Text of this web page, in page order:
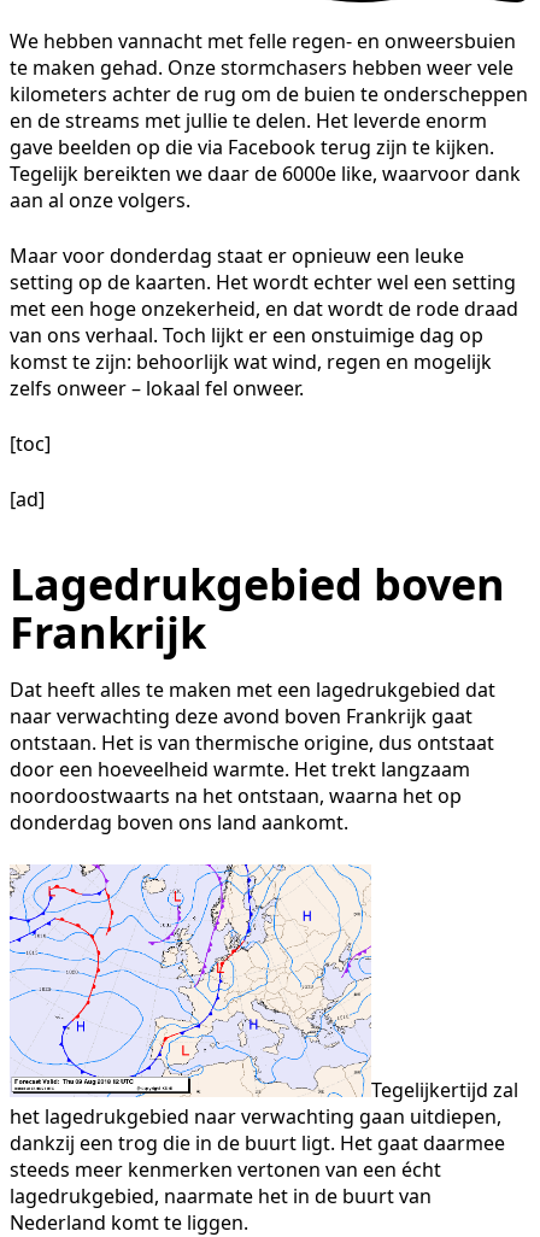
We hebben vannacht met felle regen- en onweersbuien
te maken gehad. Onze stormchasers hebben weer vele
kilometers achter de rug om de buien te onderscheppen
en de streams met jullie te delen. Het leverde enorm
gave beelden op die via Facebook terug zijn te kijken.
Tegelijk bereikten we daar de 6000e like, waarvoor dank
aan al onze volgers.
Maar voor donderdag staat er opnieuw een leuke
setting op de kaarten. Het wordt echter wel een setting
met een hoge onzekerheid, en dat wordt de rode draad
van ons verhaal. Toch lijkt er een onstuimige dag op
komst te zijn: behoorlijk wat wind, regen en mogelijk
zelfs onweer – lokaal fel onweer.
[toc]
[ad]
Lagedrukgebied boven
Frankrijk
Dat heeft alles te maken met een lagedrukgebied dat
naar verwachting deze avond boven Frankrijk gaat
ontstaan. Het is van thermische origine, dus ontstaat
door een hoeveelheid warmte. Het trekt langzaam
noordoostwaarts na het ontstaan, waarna het op
donderdag boven ons land aankomt.
Tegelijkertijd zal
het lagedrukgebied naar verwachting gaan uitdiepen,
dankzij een trog die in de buurt ligt. Het gaat daarmee
steeds meer kenmerken vertonen van een écht
lagedrukgebied, naarmate het in de buurt van
Nederland komt te liggen.